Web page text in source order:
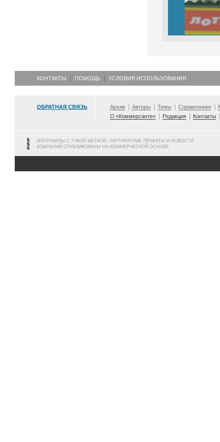
КОНТАКТЫ ПОМОЩЬ УСЛОВИЯ ИСПОЛЬЗОВАНИЯ
ОБРАТНАЯ СВЯЗЬ Архив Авторы Темы Справочники
О «Коммерсанте»
Редакция Контакты
МАТЕРИАЛЫ С ТАКОЙ МЕТКОЙ, ПАРТНЕРСКИЕ ПРОЕКТЫ И НОВОСТИ
КОМПАНИЙ ОПУБЛИКОВАНЫ НА КОММЕРЧЕСКОЙ ОСНОВЕ